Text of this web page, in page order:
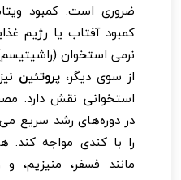
کمبود آفتاب یا رژیم
نرمی استخوان
از سوی دیگر،پروتئین
استخوانی نقش دارد.
در دوره‌های رشد سریع
را با کندی مواجه کند.